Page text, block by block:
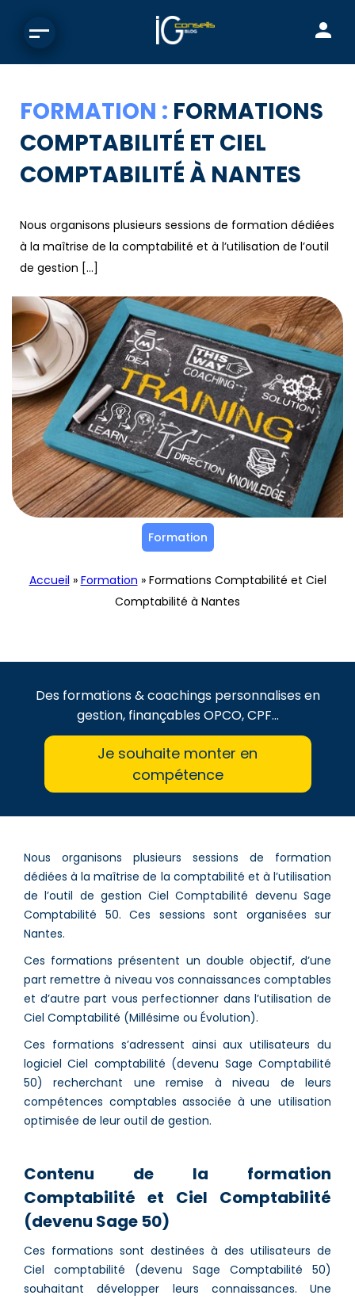
FORMATION : FORMATIONS
COMPTABILITÉ ET CIEL
COMPTABILITÉ À NANTES
Nous organisons plusieurs sessions de formation dédiées
à la maîtrise de la comptabilité et à l’utilisation de l’outil
de gestion […]
Formation
Accueil » Formation » Formations Comptabilité et Ciel
Comptabilité à Nantes
Des formations & coachings personnalises en
gestion, finançables OPCO, CPF...
Je souhaite monter en
compétence
Nous organisons plusieurs sessions de formation
dédiées à la maîtrise de la comptabilité et à l’utilisation
de l’outil de gestion Ciel Comptabilité devenu Sage
Comptabilité 50. Ces sessions sont organisées sur
Nantes.
Ces formations présentent un double objectif, d’une
part remettre à niveau vos connaissances comptables
et d’autre part vous perfectionner dans l’utilisation de
Ciel Comptabilité (Millésime ou Évolution).
Ces formations s’adressent ainsi aux utilisateurs du
logiciel Ciel comptabilité (devenu Sage Comptabilité
50) recherchant une remise à niveau de leurs
compétences comptables associée à une utilisation
optimisée de leur outil de gestion.
Contenu de la formation
Comptabilité et Ciel Comptabilité
(devenu Sage 50)
Ces formations sont destinées à des utilisateurs de
Ciel comptabilité (devenu Sage Comptabilité 50)
souhaitant développer leurs connaissances. Une